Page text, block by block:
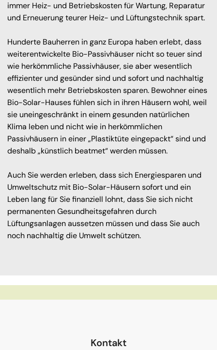
immer Heiz- und Betriebskosten für Wartung, Reparatur
und Erneuerung teurer Heiz- und Lüftungstechnik spart.
Hunderte Bauherren in ganz Europa haben erlebt, dass
weiterentwickelte Bio-Passivhäuser nicht so teuer sind
wie herkömmliche Passivhäuser, sie aber wesentlich
effizienter und gesünder sind und sofort und nachhaltig
wesentlich mehr Betriebskosten sparen. Bewohner eines
Bio-Solar-Hauses fühlen sich in ihren Häusern wohl, weil
sie uneingeschränkt in einem gesunden natürlichen
Klima leben und nicht wie in herkömmlichen
Passivhäusern in einer „Plastiktüte eingepackt“ sind und
deshalb „künstlich beatmet“ werden müssen.
Auch Sie werden erleben, dass sich Energiesparen und
Umweltschutz mit Bio-Solar-Häusern sofort und ein
Leben lang für Sie finanziell lohnt, dass Sie sich nicht
permanenten Gesundheitsgefahren durch
Lüftungsanlagen aussetzen müssen und dass Sie auch
noch nachhaltig die Umwelt schützen.
Kontakt